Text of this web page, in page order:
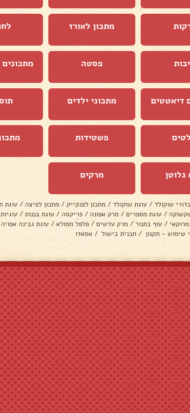
מתכון לאורז
פסטה מתכונים
דיאטטים מתכוני ילדים
פשטידות
גלוטן מרקים
כדורי שוקולד / עוגת שוקולד / מתכון לפנקייק / מתכון לפיצה / עוגת
/ עוגת מספרים / מרק אפונה / פריקסה / עוגת בננות /
/ עוף בתנור / מרק עדשים / פלפל ממולא / עוגת גבינה אפויה
שימוש - תקנון / תכנית בישול / אסאדו